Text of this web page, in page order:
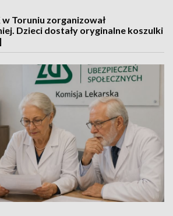
Toruniu zorganizował
Dzieci dostały oryginalne koszulki